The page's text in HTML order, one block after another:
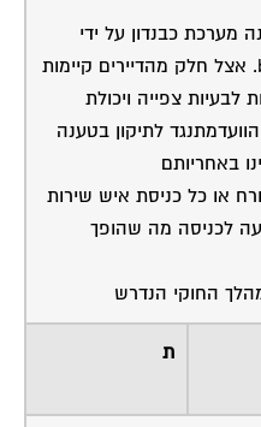
מערכת כבנדון על ידי
הקבלן לפני כ 17 שנה., דגם bpt. אצל חלק מהדיירים קיימות
צפייה ויכולת
לתיקון בטענה
באחריותם
או כל כניסת איש שירות
לכניסה מה שהופך
החוקי הנדרש
ת